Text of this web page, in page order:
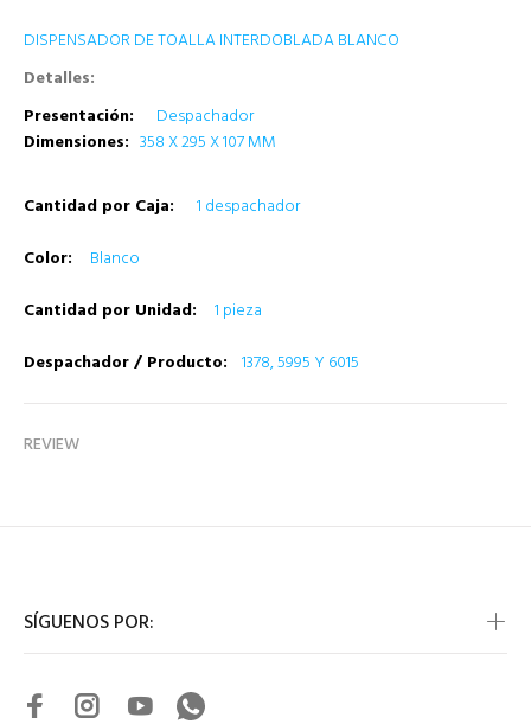
DISPENSADOR DE TOALLA INTERDOBLADA BLANCO
Detalles:
Presentación:
Despachador
Dimensiones: 358 X 295 X 107 MM
Cantidad por Caja:
1 despachador
Color:
Blanco
Cantidad por Unidad:
1 pieza
Despachador / Producto: 1378, 5995 Y 6015
REVIEW
SÍGUENOS POR: